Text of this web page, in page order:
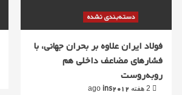
دسته‌بندی نشده
فولاد ایران علاوه بر بحران جهانی، با
فشارهای مضاعف داخلی هم
روبه‌روست
ins2012